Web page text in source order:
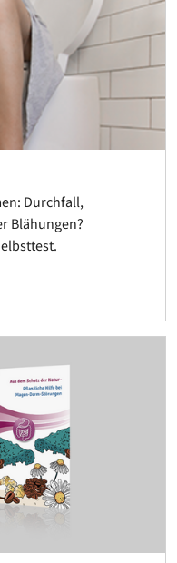
Durchfall,
Blähungen?